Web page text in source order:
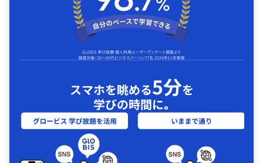
スマホを眺める5分を
学びの時間に｡